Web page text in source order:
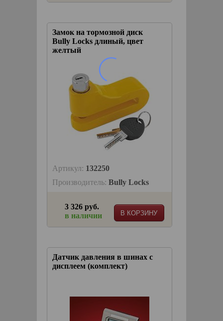
Замок на тормозной диск
Bully Locks длиный, цвет
желтый
Артикул: 132250
Производитель: Bully Locks
В КОРЗИНУ
3 326 руб.
в наличии
Датчик давления в шинах с
дисплеем (комплект)